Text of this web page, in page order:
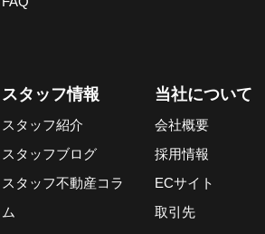
スタッフ情報
スタッフ紹介
スタッフブログ
スタッフ不動産コラ
ム
当社について
会社概要
採用情報
ECサイト
取引先